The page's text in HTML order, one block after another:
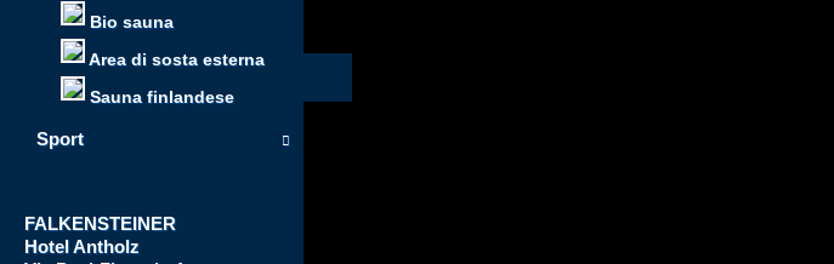
Bio sauna
Area di sosta esterna
Sauna finlandese
Sport
FALKENSTEINER
HotelAntholz